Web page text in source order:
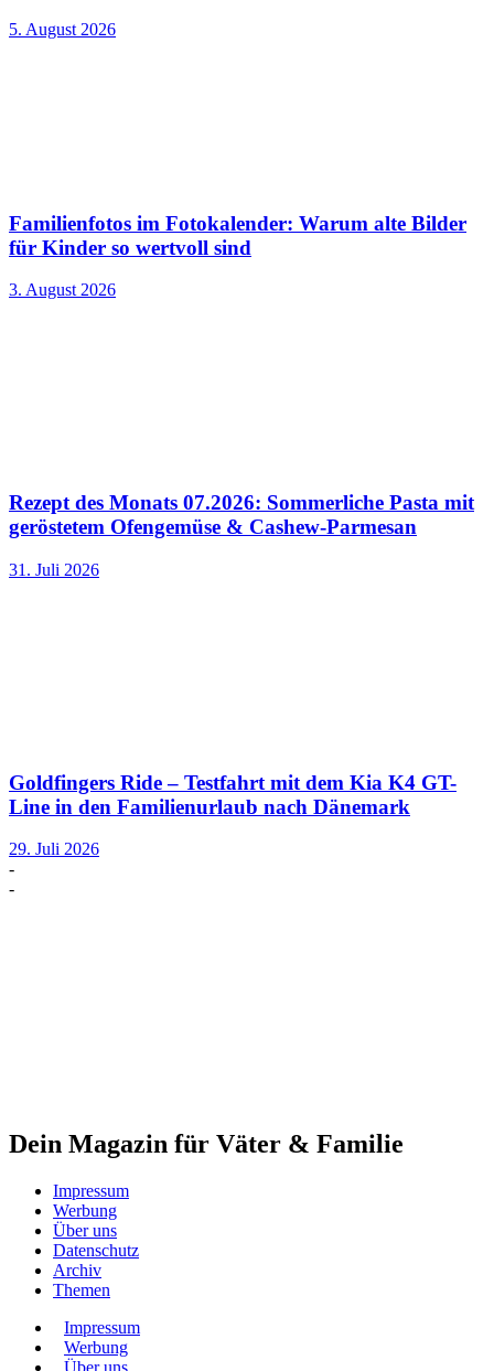
5. August 2026
Familienfotos im Fotokalender: Warum alte Bilder
für Kinder so wertvoll sind
3. August 2026
Rezept des Monats 07.2026: Sommerliche Pasta mit
geröstetem Ofengemüse & Cashew-Parmesan
31. Juli 2026
Goldfingers Ride – Testfahrt mit dem Kia K4 GT-
Line in den Familienurlaub nach Dänemark
29. Juli 2026
-
-
Dein Magazin für Väter & Familie
Impressum
Werbung
Über uns
Datenschutz
Archiv
Themen
Impressum
Werbung